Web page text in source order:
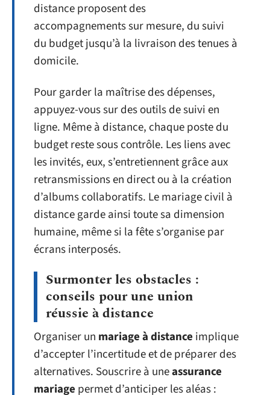
distance proposent des
accompagnements sur mesure, du suivi
du budget jusqu’à la livraison des tenues à
domicile.
Pour garder la maîtrise des dépenses,
appuyez-vous sur des outils de suivi en
ligne. Même à distance, chaque poste du
budget reste sous contrôle. Les liens avec
les invités, eux, s’entretiennent grâce aux
retransmissions en direct ou à la création
d’albums collaboratifs. Le mariage civil à
distance garde ainsi toute sa dimension
humaine, même si la fête s’organise par
écrans interposés.
Surmonter les obstacles :
conseils pour une union
réussie à distance
Organiser un mariage à distance implique
d’accepter l’incertitude et de préparer des
alternatives. Souscrire à uneassurance
mariage permet d’anticiper les aléas :